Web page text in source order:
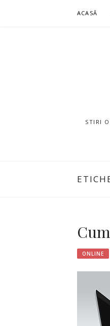
ACASĂ
STIRI
ONLINE